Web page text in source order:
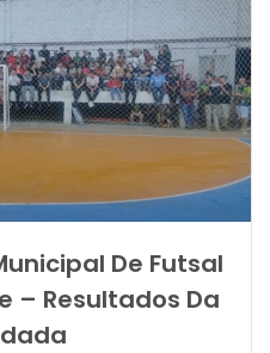
De Futsal
– Resultados Da